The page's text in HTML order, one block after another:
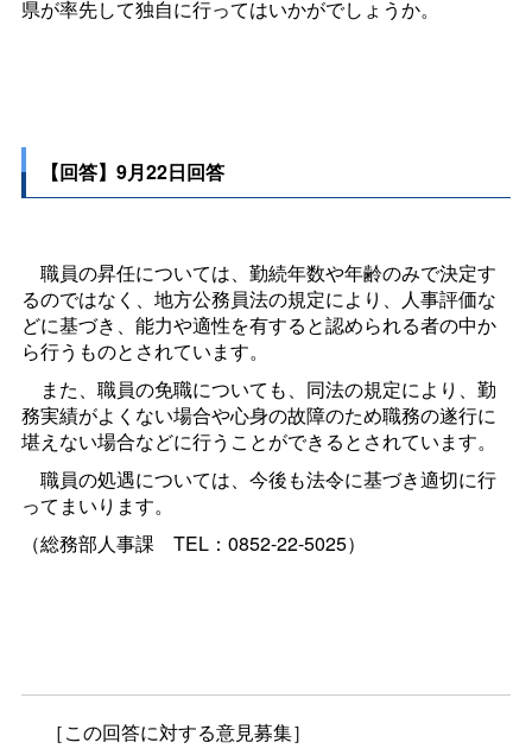
県が率先して独自に行ってはいかがでしょうか。
【回答】9月22日回答
職員の昇任については、勤続年数や年齢のみで決定す
るのではなく、地方公務員法の規定により、人事評価な
どに基づき、能力や適性を有すると認められる者の中か
ら行うものとされています。
また、職員の免職についても、同法の規定により、勤
務実績がよくない場合や心身の故障のため職務の遂行に
堪えない場合などに行うことができるとされています。
職員の処遇については、今後も法令に基づき適切に行
ってまいります。
（総務部人事課 TEL：0852-22-5025）
［この回答に対する意見募集］